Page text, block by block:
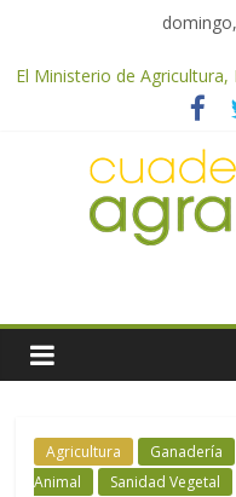
El Ministerio de
pago de 85 millones
remanentes disponibles
El Ministerio de
premios Alimentos de
UPA Granada advierte de
desplome de la demanda,
seguridad y la
ASAJA Almería: las
Agricultura Ganadería
Animal
Sanidad Vegetal